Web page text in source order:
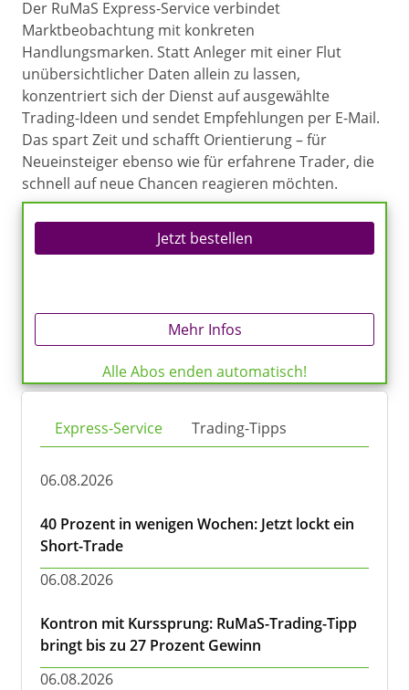
Der RuMaS Express-Service verbindet
Marktbeobachtung mit konkreten
Handlungsmarken. Statt Anleger mit einer Flut
unübersichtlicher Daten allein zu lassen,
konzentriert sich der Dienst auf ausgewählte
Trading-Ideen und sendet Empfehlungen per E-Mail.
Das spart Zeit und schafft Orientierung – für
Neueinsteiger ebenso wie für erfahrene Trader, die
schnell auf neue Chancen reagieren möchten.
Jetzt bestellen
Mehr Infos
Alle Abos enden automatisch!
Express-Service Trading-Tipps
06.08.2026
40 Prozent in wenigen Wochen: Jetzt lockt ein
Short-Trade
06.08.2026
Kontron mit Kurssprung: RuMaS-Trading-Tipp
bringt bis zu 27 Prozent Gewinn
06.08.2026